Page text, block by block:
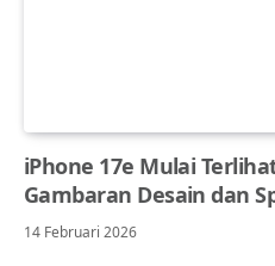
iPhone 17e Mulai
Gambaran Desain dan
14 Februari 2026